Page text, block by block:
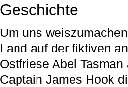
Geschichte
Um uns
Land auf der fiktiven
Ostfriese Abel
Captain James Hook